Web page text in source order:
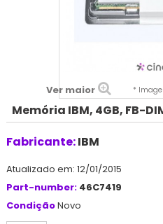
Ver maior *
Memória IBM, 4GB, FB-
Fabricante:IBM
Atualizado em: 12/01/2015
Part-number: 46C7419
CondiçãoNovo